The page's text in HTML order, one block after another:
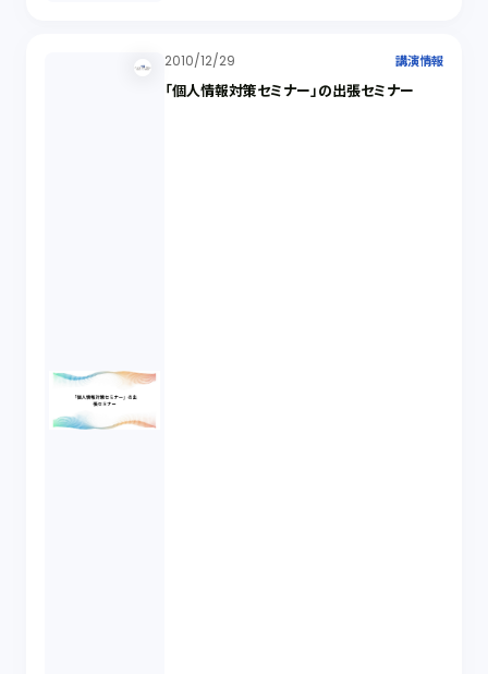
2010/12/29 講演情報
「個人情報対策セミナー」の出張セミナー